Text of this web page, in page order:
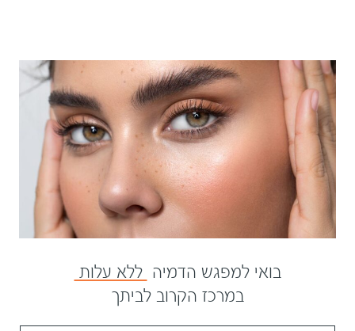
בואי למפגש הדמיה ללא עלות
במרכז הקרוב לביתך